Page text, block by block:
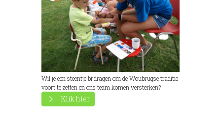
Wil je een steentje bijdragen om de Woubrugse traditie
voort te zetten en ons team komen versterken?
Klik hier